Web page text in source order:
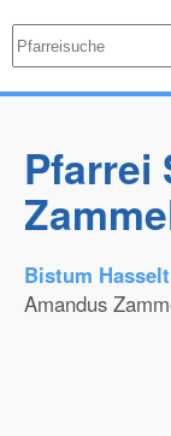
Pfarrei
Bistum Hasselt
Amandus